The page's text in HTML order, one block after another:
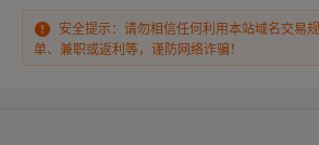
安全提示：请勿相信任何利用本站域名交易
单、兼职或返利等，谨防网络诈骗！